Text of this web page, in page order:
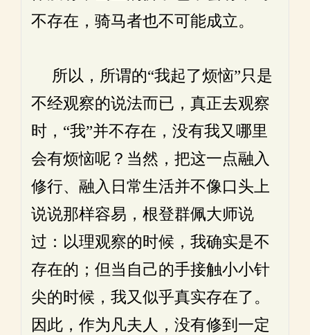
不存在，骑马者也不可能成立。
所以，所谓的“我起了烦恼”只是
不经观察的说法而已，真正去观察
时，“我”并不存在，没有我又哪里
会有烦恼呢？当然，把这一点融入
修行、融入日常生活并不像口头上
说说那样容易，根登群佩大师说
过：以理观察的时候，我确实是不
存在的；但当自己的手接触小小针
尖的时候，我又似乎真实存在了。
因此，作为凡夫人，没有修到一定